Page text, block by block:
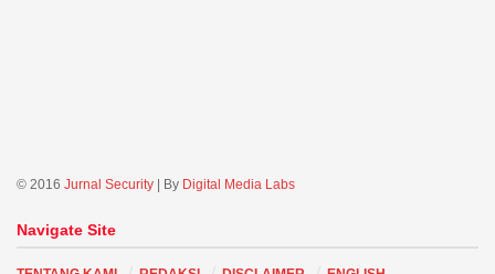
© 2016 Jurnal Security | By Digital Media Labs
Navigate Site